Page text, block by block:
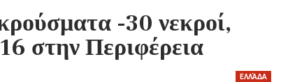
-30 νεκροί,
στην Περιφέρεια
ΕΛΛΆΔΑ